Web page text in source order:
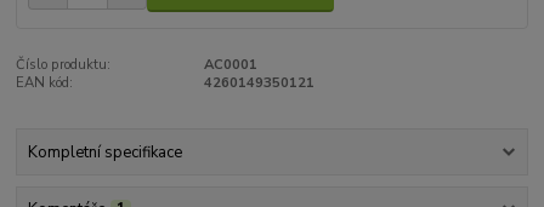
Číslo produktu:
AC0001
EAN kód:
4260149350121
Kompletní specifikace